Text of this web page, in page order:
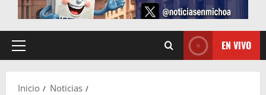
Menú
EN VIVO
Inicio
Noticias